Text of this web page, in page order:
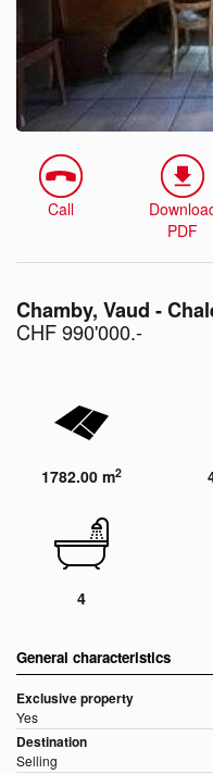
Call
PDF
Chamby, Vaud -
CHF 990'000.-
1782.00 m2
4
General characteristics
Exclusive property
Yes
Destination
Selling